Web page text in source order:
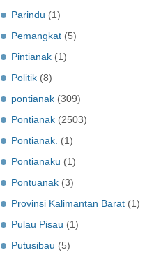
Parindu (1)
Pemangkat (5)
Pintianak (1)
Politik (8)
pontianak (309)
Pontianak (2503)
Pontianak. (1)
Pontianaku (1)
Pontuanak (3)
Provinsi Kalimantan Barat (1)
Pulau Pisau (1)
Putusibau (5)